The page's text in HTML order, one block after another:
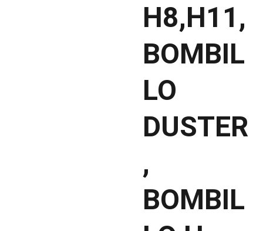
H8,H11,
BOMBIL
LO
DUSTER
,
BOMBIL